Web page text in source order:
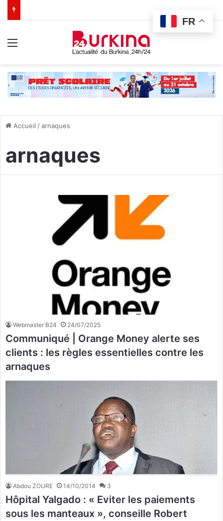
Accueil /arnaques
arnaques
Webmaster B24 24/07/2025
Communiqué | Orange Money alerte ses
clients : les règles essentielles contre les
arnaques
Abdou ZOURE 14/10/2014 3
Hôpital Yalgado : « Eviter les paiements
sous les manteaux », conseille Robert
FR